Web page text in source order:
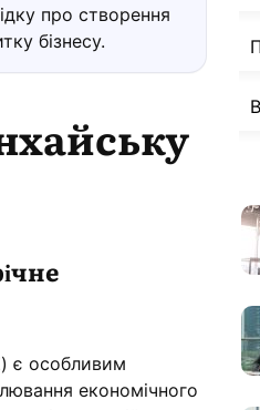
про створення
бізнесу.
є особливим
економічного